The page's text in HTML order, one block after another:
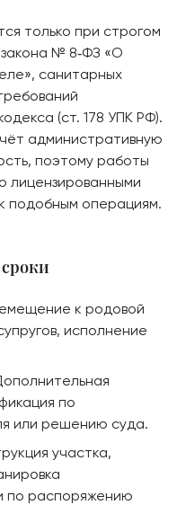
только при строгом
№ 8‑ФЗ «О
санитарных
(ст. 178 УПК РФ).
административную
поэтому работы
лицензированными
подобным операциям.
к родовой
исполнение
по
или решению суда.
участка,
по распоряжению